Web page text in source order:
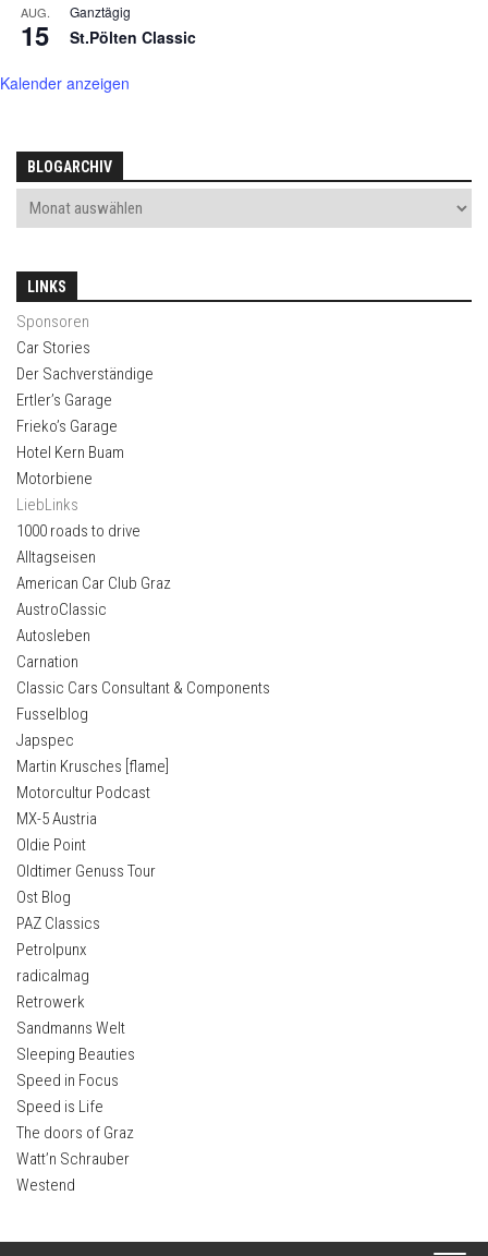
AUG.
15
Ganztägig
St.Pölten Classic
Kalender anzeigen
BLOGARCHIV
LINKS
Sponsoren
Car Stories
Der Sachverständige
Ertler’s Garage
Frieko’s Garage
Hotel Kern Buam
Motorbiene
LiebLinks
1000 roads to drive
Alltagseisen
American Car Club Graz
AustroClassic
Autosleben
Carnation
Classic Cars Consultant & Components
Fusselblog
Japspec
Martin Krusches [flame]
Motorcultur Podcast
MX-5 Austria
Oldie Point
Oldtimer Genuss Tour
Ost Blog
PAZ Classics
Petrolpunx
radicalmag
Retrowerk
Sandmanns Welt
Sleeping Beauties
Speed in Focus
Speed is Life
The doors of Graz
Watt’n Schrauber
Westend